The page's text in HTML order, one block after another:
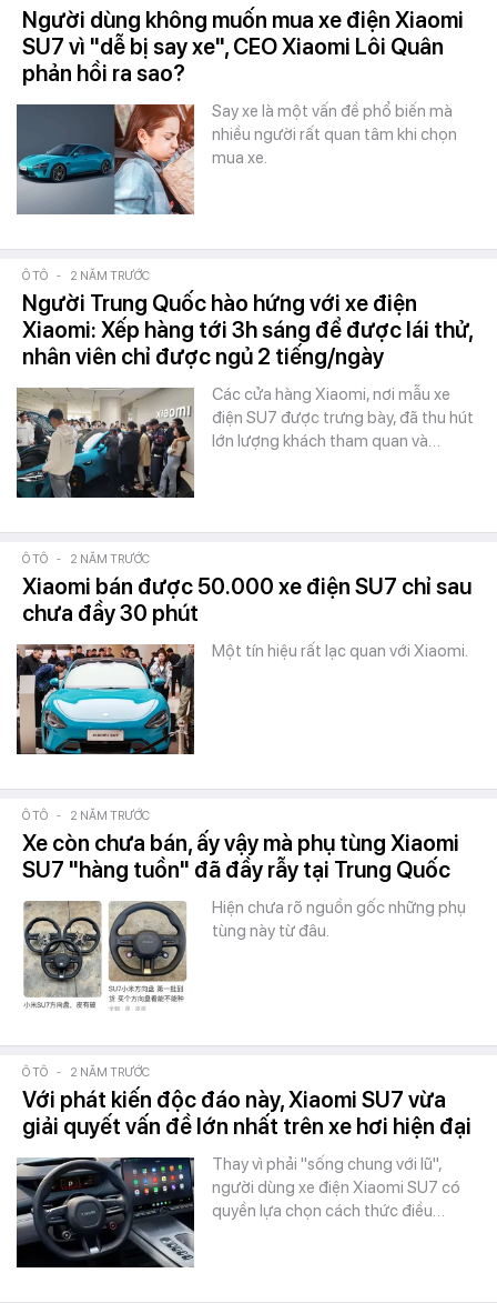
Người dùng không muốn mua xe điện Xiaomi
SU7 vì "dễ bị say xe", CEO Xiaomi Lôi Quân
phản hồi ra sao?
Say xe là một vấn đề phổ biến mà
nhiều người rất quan tâm khi chọn
mua xe.
Ô TÔ - 2 NĂM TRƯỚC
Người Trung Quốc hào hứng với xe điện
Xiaomi: Xếp hàng tới 3h sáng để được lái thử,
nhân viên chỉ được ngủ 2 tiếng/ngày
Các cửa hàng Xiaomi, nơi mẫu xe
điện SU7 được trưng bày, đã thu hút
lớn lượng khách tham quan và…
Ô TÔ - 2 NĂM TRƯỚC
Xiaomi bán được 50.000 xe điện SU7 chỉ sau
chưa đầy 30 phút
Một tín hiệu rất lạc quan với Xiaomi.
Ô TÔ - 2 NĂM TRƯỚC
Xe còn chưa bán, ấy vậy mà phụ tùng Xiaomi
SU7 "hàng tuồn" đã đầy rẫy tại Trung Quốc
Hiện chưa rõ nguồn gốc những phụ
tùng này từ đâu.
Ô TÔ - 2 NĂM TRƯỚC
Với phát kiến độc đáo này, Xiaomi SU7 vừa
giải quyết vấn đề lớn nhất trên xe hơi hiện đại
Thay vì phải "sống chung với lũ",
người dùng xe điện Xiaomi SU7 có
quyền lựa chọn cách thức điều…